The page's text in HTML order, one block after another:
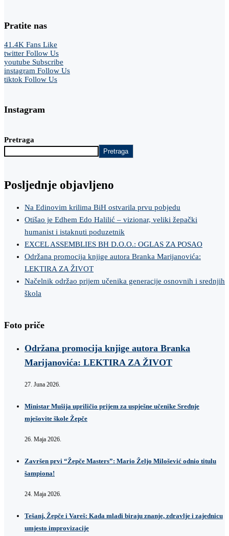
Pratite nas
41.4K Fans Like
twitter Follow Us
youtube Subscribe
instagram Follow Us
tiktok Follow Us
Instagram
Pretraga
Pretraga
Posljednje objavljeno
Na Edinovim krilima BiH ostvarila prvu pobjedu
Otišao je Edhem Edo Halilić – vizionar, veliki žepački
humanist i istaknuti poduzetnik
EXCEL ASSEMBLIES BH D.O.O.: OGLAS ZA POSAO
Održana promocija knjige autora Branka Marijanovića:
LEKTIRA ZA ŽIVOT
Načelnik održao prijem učenika generacije osnovnih i srednjih
škola
Foto priče
Održana promocija knjige autora Branka
Marijanovića: LEKTIRA ZA ŽIVOT
27. Juna 2026.
Ministar Mušija upriličio prijem za uspješne učenike Srednje
mješovite škole Žepče
26. Maja 2026.
Završen prvi “Žepče Masters”: Mario Željo Milošević odnio titulu
šampiona!
24. Maja 2026.
Tešanj, Žepče i Vareš: Kada mladi biraju znanje, zdravlje i zajednicu
umjesto improvizacije